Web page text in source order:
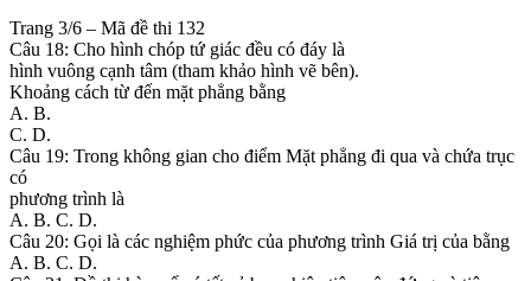
Trang 3/6 – Mã đề thi 132
Câu 18: Cho hình chóp tứ giác đều có đáy là
hình vuông cạnh tâm (tham khảo hình vẽ bên).
Khoảng cách từ đến mặt phẳng bằng
A. B.
C. D.
Câu 19: Trong không gian cho điểm Mặt phẳng đi qua và chứa trục
có
phương trình là
A. B. C. D.
Câu 20: Gọi là các nghiệm phức của phương trình Giá trị của bằng
A. B. C. D.